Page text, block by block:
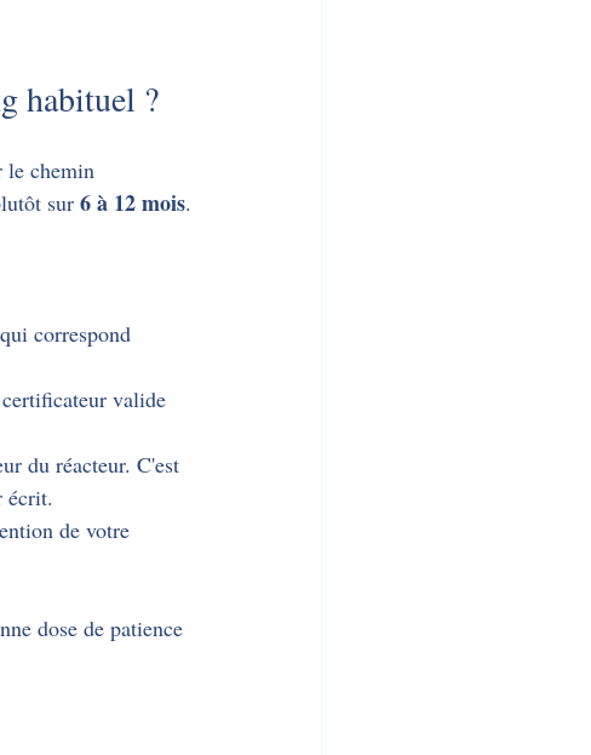
habituel ?
le chemin
sur 6 à 12 mois.
correspond
valide
du réacteur. C'est
écrit.
de votre
dose de patience